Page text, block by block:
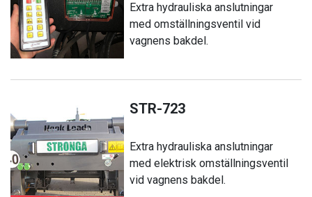
Extra hydrauliska anslutningar
med omställningsventil vid
vagnens bakdel.
STR-723
Extra hydrauliska anslutningar
med elektrisk omställningsventil
vid vagnens bakdel.